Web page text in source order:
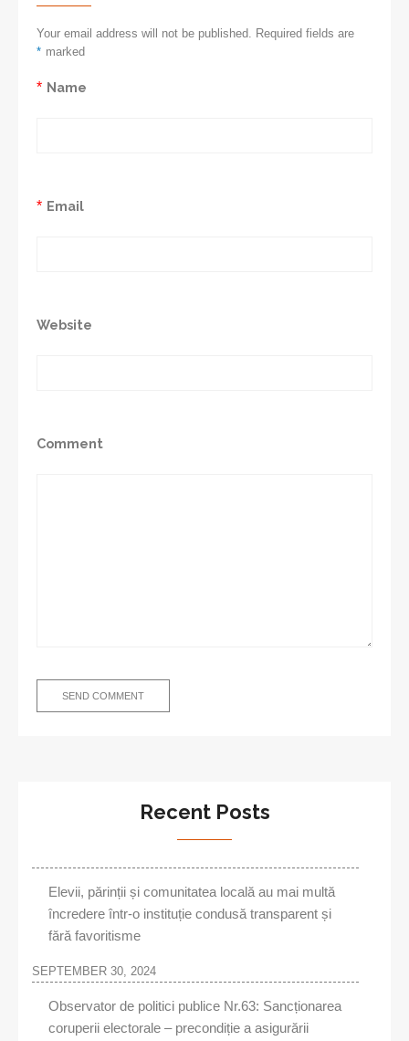
Your email address will not be published. Required fields are
marked
*
Name
*
Email
*
Website
Comment
Recent Posts
Elevii, părinții și comunitatea locală au mai multă
încredere într-o instituție condusă transparent și
fără favoritisme
SEPTEMBER 30, 2024
Observator de politici publice Nr.63: Sancționarea
coruperii electorale – precondiție a asigurării